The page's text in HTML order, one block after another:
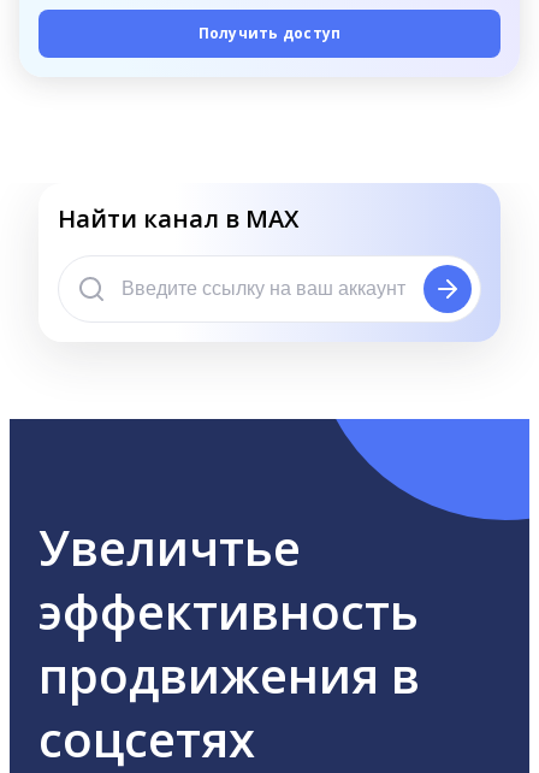
Получить доступ
Найти канал в MAX
Увеличтье
эффективность
продвижения в
соцсетях